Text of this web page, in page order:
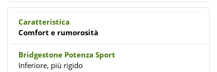
Comfort e rumorosità
Inferiore, più rigido